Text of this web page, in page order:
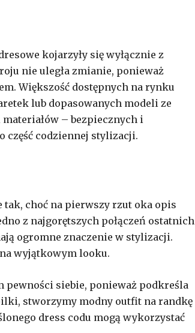
kojarzyły się wyłącznie z
nie uległa zmianie, ponieważ
Większość dostępnych na rynku
lub dopasowanych modeli ze
– bezpiecznych i
część codziennej stylizacji.
tak, choć na pierwszy rzut oka opis
z najgorętszych połączeń ostatnich
ogromne znaczenie w stylizacji.
na wyjątkowym looku.
pewności siebie, ponieważ podkreśla
stworzymy modny outfit na randkę
dress codu mogą wykorzystać